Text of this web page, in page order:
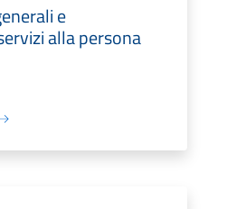
e
alla persona